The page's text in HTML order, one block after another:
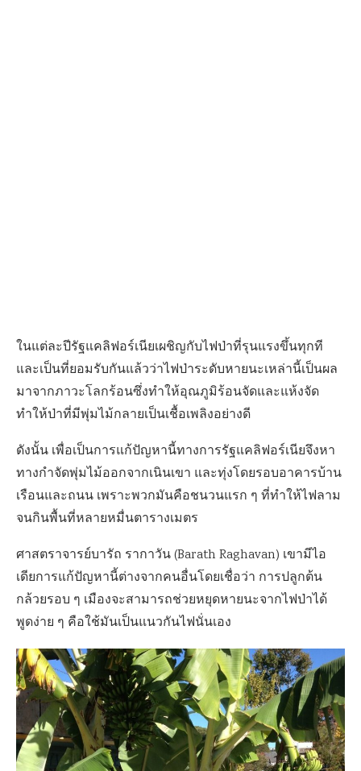
ในแต่ละปีรัฐแคลิฟอร์เนียเผชิญกับไฟป่าที่รุนแรงขึ้นทุกที
และเป็นที่ยอมรับกันแล้วว่าไฟป่าระดับหายนะเหล่านี้เป็นผล
มาจากภาวะโลกร้อนซึ่งทำให้อุณภูมิร้อนจัดและแห้งจัด
ทำให้ป่าที่มีพุ่มไม้กลายเป็นเชื้อเพลิงอย่างดี
ดังนั้น เพื่อเป็นการแก้ปัญหานี้ทางการรัฐแคลิฟอร์เนียจึงหา
ทางกำจัดพุ่มไม้ออกจากเนินเขา และทุ่งโดยรอบอาคารบ้าน
เรือนและถนน เพราะพวกมันคือชนวนแรก ๆ ที่ทำให้ไฟลาม
จนกินพื้นที่หลายหมื่นตารางเมตร
ศาสตราจารย์บารัถ รากาวัน (Barath Raghavan) เขามีไอ
เดียการแก้ปัญหานี้ต่างจากคนอื่นโดยเชื่อว่า การปลูกต้น
กล้วยรอบ ๆ เมืองจะสามารถช่วยหยุดหายนะจากไฟป่าได้
พูดง่าย ๆ คือใช้มันเป็นแนวกันไฟนั่นเอง